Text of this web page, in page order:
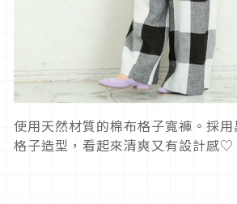
使用天然材質的棉布格子寬褲。採
格子造型，看起來清爽又有設計感♡